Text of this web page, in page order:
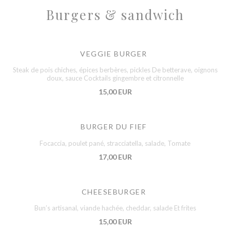
Burgers & sandwich
VEGGIE BURGER
Steak de pois chiches, épices berbères, pickles De betterave, oignons
doux, sauce Cocktails gingembre et citronnelle
15,00 EUR
BURGER DU FIEF
Focaccia, poulet pané, stracciatella, salade, Tomate
17,00 EUR
CHEESEBURGER
Bun’s artisanal, viande hachée, cheddar, salade Et frites
15,00 EUR